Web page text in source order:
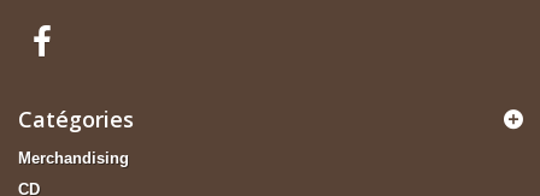
Catégories
Merchandising
CD